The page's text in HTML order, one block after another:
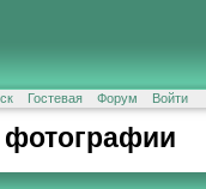
Гостевая Форум Войти
фотографии